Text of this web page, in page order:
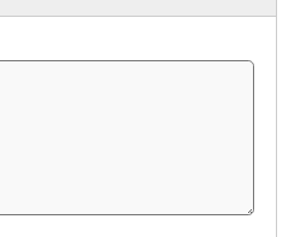
you
fully
using